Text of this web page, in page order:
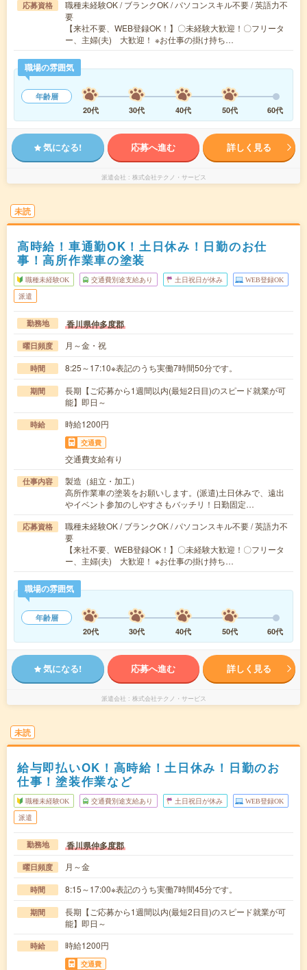
応募資格
職種未経験OK / ブランクOK / パソコンスキル不要 / 英語力不
要
【来社不要、WEB登録OK！】〇未経験大歓迎！〇フリータ
ー、主婦(夫) 大歓迎！ ※お仕事の掛け持ち…
職場の雰囲気
年齢層
20代
30代 40代 50代 60代
気になる! 応募へ進む 詳しく見る
派遣会社 株式会社テクノ・サービス
未読
高時給！車通勤OK！土日休み！日勤のお仕
事！高所作業車の塗装
職種未経験OK 交通費別途支給あり 土日祝日が休み WEB登録OK
派遣
勤務地 香川県仲多度郡
曜日頻度 月～金・祝
時間 8:25～17:10※表記のうち実働7時間50分です。
期間
長期【ご応募から1週間以内(最短2日目)のスピード就業が可
能】即日～
時給 時給1200円
交通費
交通費支給有り
仕事内容
製造（組立・加工）
高所作業車の塗装をお願いします。(派遣)土日休みで、遠出
やイベント参加のしやすさもバッチリ！日勤固定…
応募資格
職種未経験OK / ブランクOK / パソコンスキル不要 / 英語力不
要
【来社不要、WEB登録OK！】〇未経験大歓迎！〇フリータ
ー、主婦(夫) 大歓迎！ ※お仕事の掛け持ち…
職場の雰囲気
年齢層
20代
30代 40代 50代 60代
気になる! 応募へ進む 詳しく見る
派遣会社 株式会社テクノ・サービス
未読
給与即払いOK！高時給！土日休み！日勤のお
仕事！塗装作業など
職種未経験OK 交通費別途支給あり 土日祝日が休み WEB登録OK
派遣
勤務地 香川県仲多度郡
曜日頻度 月～金
時間 8:15～17:00※表記のうち実働7時間45分です。
期間
長期【ご応募から1週間以内(最短2日目)のスピード就業が可
能】即日～
時給 時給1200円
交通費